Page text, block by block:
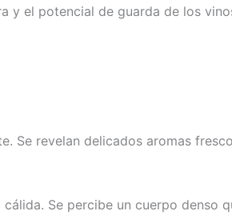
y el potencial de guarda de los
Se revelan delicados aromas
Se percibe un cuerpo